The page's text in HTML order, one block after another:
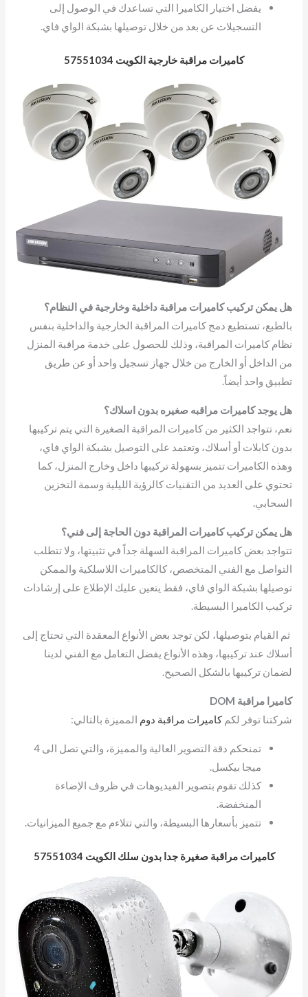
يفضل اختيار الكاميرا التي تساعدك في الوصول إلى
التسجيلات عن بعد من خلال توصيلها بشبكة الواي فاي.
كاميرات مراقبة خارجية الكويت 57551034
هل يمكن تركيب كاميرات مراقبة داخلية وخارجية في النظام؟
بالطبع، تستطيع دمج كاميرات المراقبة الخارجية والداخلية بنفس
نظام كاميرات المراقبة، وذلك للحصول على خدمة مراقبة المنزل
من الداخل أو الخارج من خلال جهاز تسجيل واحد أو عن طريق
تطبيق واحد أيضاً.
هل يوجد كاميرات مراقبه صغيره بدون اسلاك؟
نعم، تتواجد الكثير من كاميرات المراقبة الصغيرة التي يتم تركيبها
بدون كابلات أو أسلاك، وتعتمد على التوصيل بشبكة الواي فاي،
وهذه الكاميرات تتميز بسهولة تركيبها داخل وخارج المنزل، كما
تحتوي على العديد من التقنيات كالرؤية الليلية وسمة التخزين
السحابي.
هل يمكن تركيب كاميرات المراقبة دون الحاجة إلى فني؟
تتواجد بعض كاميرات المراقبة السهلة جداً في تثبيتها، ولا تتطلب
التواصل مع الفني المتخصص، كالكاميرات اللاسلكية والممكن
توصيلها بشبكة الواي فاي، فقط يتعين عليك الإطلاع على إرشادات
تركيب الكاميرا البسيطة.
ثم القيام بتوصيلها، لكن توجد بعض الأنواع المعقدة التي تحتاج إلى
أسلاك عند تركيبها، وهذه الأنواع يفضل التعامل مع الفني لدينا
لضمان تركيبها بالشكل الصحيح.
كاميرا مراقبة DOM
شركتنا توفر لكمكاميرات مراقبة دوم المميزة بالتالي:
تمنحكم دقة التصوير العالية والمميزة، والتي تصل الى 4
ميجا بيكسل.
كذلك تقوم بتصوير الفيديوهات في ظروف الإضاءة
المنخفضة.
تتميز بأسعارها البسيطة، والتي تتلاءم مع جميع الميزانيات.
كاميرات مراقبة صغيرة جدا بدون سلك الكويت 57551034